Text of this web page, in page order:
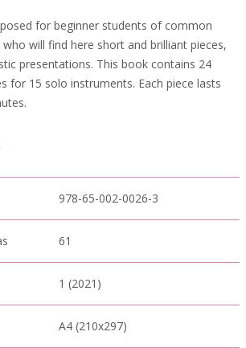
for beginner students of common
will find here short and brilliant pieces,
presentations. This book contains 24
for 15 solo instruments. Each piece lasts
978-65-002-0026-3
61
1 (2021)
A4 (210x297)